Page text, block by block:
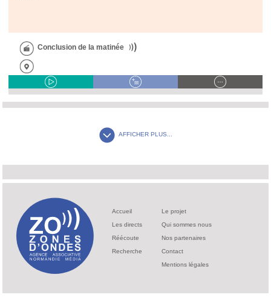
Conclusion de la matinée
AFFICHER PLUS...
Accueil
Les directs
Réécoute
Recherche
Le projet
Qui sommes nous
Nos partenaires
Contact
Mentions légales